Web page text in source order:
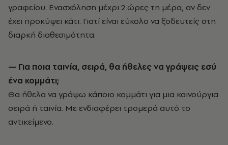
γραφείου. Ενασχόληση μέχρι 2 ώρες τη μέρα, αν δεν
έχει προκύψει κάτι. Γιατί είναι εύκολο να ξοδευτείς στη
διαρκή διαθεσιμότητα.
— Για ποια ταινία, σειρά, θα ήθελες να γράψεις εσύ
ένα κομμάτι;
Θα ήθελα να γράψω κάποιο κομμάτι για μια καινούργια
σειρά ή ταινία. Με ενδιαφέρει τρομερά αυτό το
αντικείμενο.